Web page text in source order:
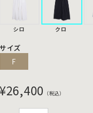
シロ クロ
サイズ
F
¥26,400 （税込）